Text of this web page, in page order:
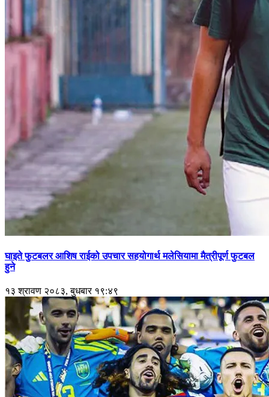
घाइते फुटबलर आशिष राईको उपचार सहयोगार्थ मलेसियामा मैत्रीपूर्ण फुटबल
हुने
१३ श्रावण २०८३, बुधबार १९:४९